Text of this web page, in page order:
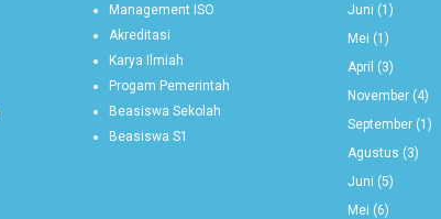
Management ISO
Akreditasi
Karya Ilmiah
Progam Pemerintah
Beasiswa Sekolah
Beasiswa S1
Juni (1)
Mei (1)
April (3)
November(4)
September(1)
Agustus (3)
Juni (5)
Mei (6)